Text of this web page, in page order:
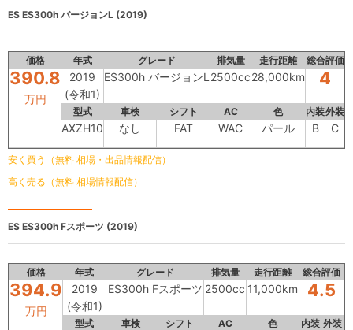
ES ES300h バージョンL (2019)
価格 年式 グレード 排気量 走行距離 総合評価
390.8
万円
2019
(令和1)
ES300h バージョンL 2500cc28,000km 4
型式 車検 シフト AC 色 内装外装
AXZH10 なし FAT WAC パール B C
安く買う（無料 相場・出品情報配信）
高く売る（無料 相場情報配信）
ES ES300h Fスポーツ (2019)
価格 年式 グレード 排気量 走行距離 総合評価
394.9
万円
2019
(令和1)
ES300h Fスポーツ 2500cc 11,000km 4.5
型式 車検 シフト AC 色 内装 外装